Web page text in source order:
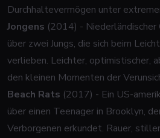
Durchhaltevermögen unter
Jongens (2014) -
über zwei Jungs, die sich beim
verlieben. Leichter, optimistischer,
den kleinen Momenten der
Beach Rats (2017) - Ein US-
über einen Teenager in Brooklyn,
Verborgenen erkundet. Rauer,